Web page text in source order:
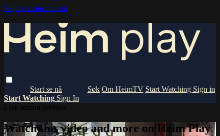
Skip to main content
Om HeimTV Start Watching Sign in
Start Watching Sign In
Watch this video and more on Heim Play